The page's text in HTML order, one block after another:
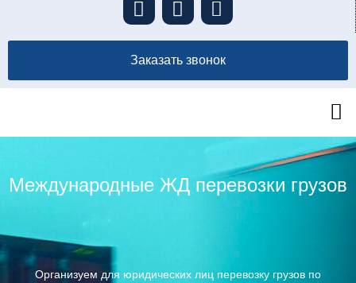
Заказать звонок
Международные ЖД перевозки грузов
Организуем для юридических лиц перевозку грузов по